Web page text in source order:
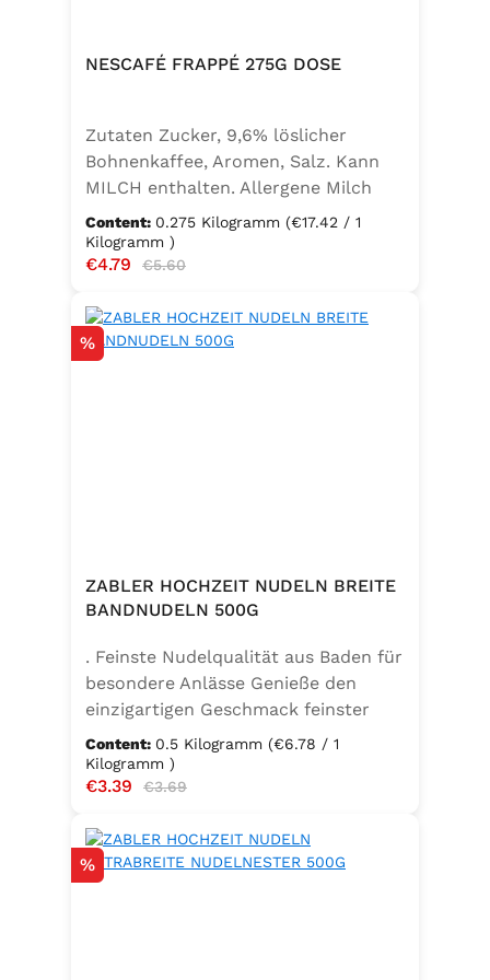
NESCAFÉ FRAPPÉ 275G DOSE
Zutaten Zucker, 9,6% löslicher
Bohnenkaffee, Aromen, Salz. Kann
MILCH enthalten. Allergene Milch
und daraus gewonnene Erzeugnisse
Content: 0.275 Kilogramm (€17.42 / 1
Kilogramm )
Sale price:
€4.79 Regular price:
€5.60
Discount
%
ZABLER HOCHZEIT NUDELN BREITE
BANDNUDELN 500G
. Feinste Nudelqualität aus Baden für
besondere Anlässe Genieße den
einzigartigen Geschmack feinster
Bandnudeln – mit den Zabler
Hochzeit Nudeln holst du dir echte
badische Qualität auf den Teller.
Hartweizengrieß, täglich frisch
aufgeschlagenen Eiern der
Content: 0.5 Kilogramm (€6.78 / 1
Kilogramm )
Sale price:
€3.39 Regular price:
€3.69
Discount
%